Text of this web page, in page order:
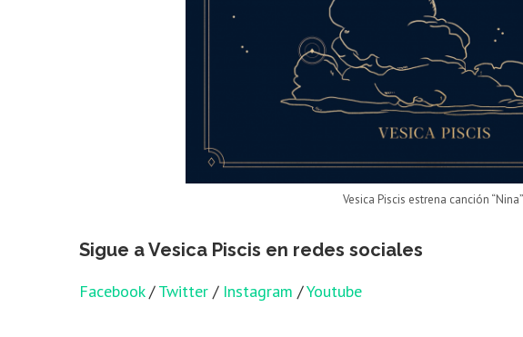
Vesica Piscis estrena canción “Nina”
Sigue a Vesica Piscis en redes sociales
Facebook/Twitter / Instagram /Youtube